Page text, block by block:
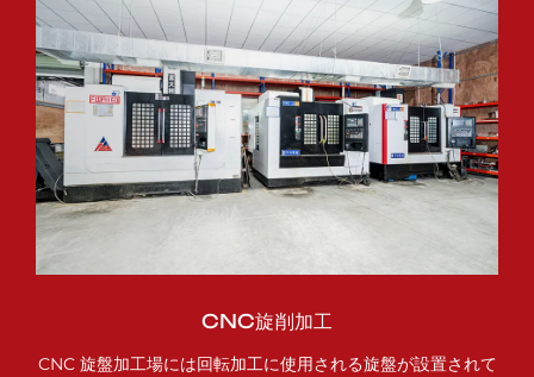
CNC旋削加工
CNC 旋盤加工場には回転加工に使用される旋盤が設置されて